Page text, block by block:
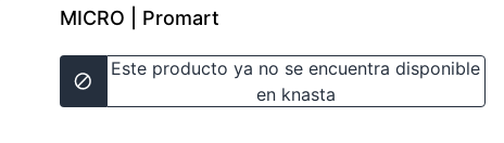
MICRO | Promart
Este producto ya no se encuentra disponible
en knasta